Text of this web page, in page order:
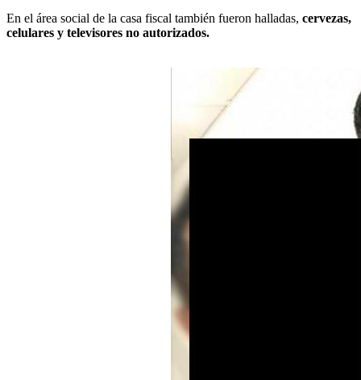
En el área social de la casa fiscal también fueron halladas, cervezas,
celulares y televisores no autorizados.